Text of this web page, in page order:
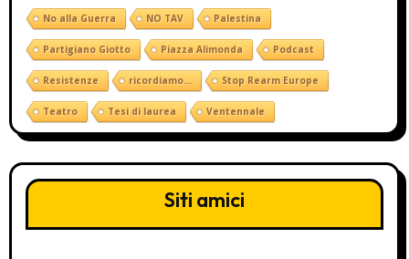
No alla Guerra NO TAV Palestina
Partigiano Giotto Piazza Alimonda Podcast
Resistenze ricordiamo... Stop Rearm Europe
Teatro Tesi di laurea Ventennale
Siti amici